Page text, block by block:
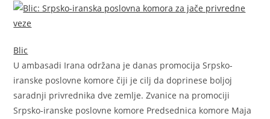
Blic
U ambasadi Irana održana je danas promocija Srpsko-
iranske poslovne komore čiji je cilj da doprinese boljoj
saradnji privrednika dve zemlje. Zvanice na promociji
Srpsko-iranske poslovne komore Predsednica komore Maja